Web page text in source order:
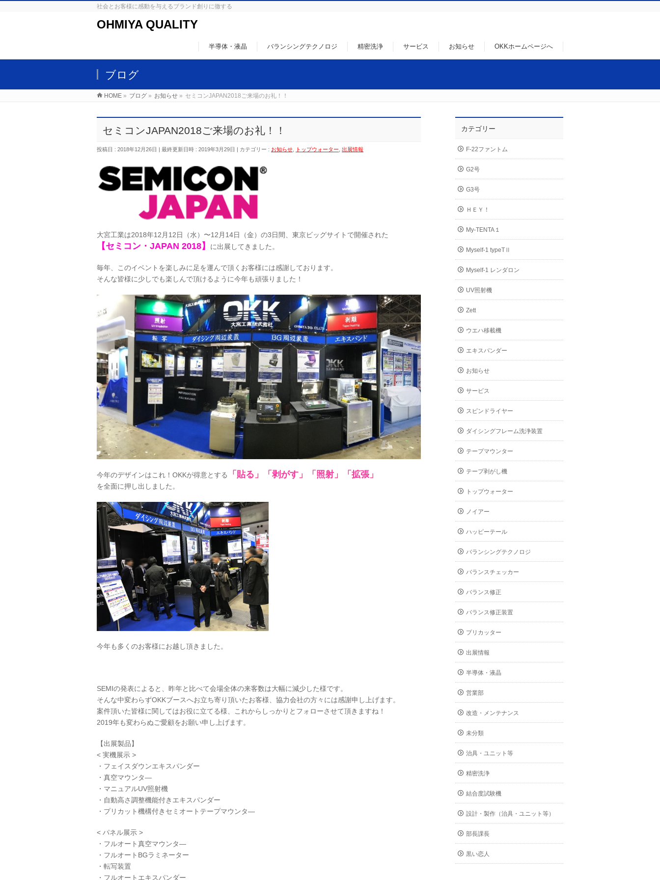
社会とお客様に感動を与えるブランド創りに徹する
OHMIYA QUALITY
半導体・液晶 バランシングテクノロジ 精密洗浄 サービス お知らせ OKKホームページへ
ブログ
HOME » ブログ » お知らせ » セミコンJAPAN2018ご来場のお礼！！
セミコンJAPAN2018ご来場のお礼！！
投稿日 : 2018年12月26日 最終更新日時 : 2019年3月29日 カテゴリー : お知らせ トップウォーター 出展情報
大宮工業は2018年12月12日（水）〜12月14日（金）の3日間、東京ビッグサイトで開催された
【セミコン・JAPAN 2018】 に出展してきました。
毎年、このイベントを楽しみに足を運んで頂くお客様には感謝しております。
そんな皆様に少しでも楽しんで頂けるように今年も頑張りました！
今年のデザインはこれ！OKKが得意とする 「貼る」「剥がす」「照射」「拡張」
を全面に押し出しました。
今年も多くのお客様にお越し頂きました。
SEMIの発表によると、昨年と比べて会場全体の来客数は大幅に減少した様です。
そんな中変わらずOKKブースへお立ち寄り頂いたお客様、協力会社の方々には感謝申し上げます。
案件頂いた皆様に関してはお役に立てる様、これからしっかりとフォローさせて頂きますね！
2019年も変わらぬご愛顧をお願い申し上げます。
【出展製品】
< 実機展示 >
・フェイスダウンエキスパンダー
・真空マウンタ―
・マニュアルUV照射機
・自動高さ調整機能付きエキスパンダー
・プリカット機構付きセミオートテープマウンタ―
< パネル展示 >
・フルオート真空マウンタ―
・フルオートBGラミネーター
・転写装置
・フルオートエキスパンダー
カテゴリー
F-22ファントム
G2号
G3号
ＨＥＹ！
My-TENTA１
Myself-1 typeTⅡ
Myself-1 レンダロン
UV照射機
Zett
ウエハ移載機
エキスパンダー
お知らせ
サービス
スピンドライヤー
ダイシングフレーム洗浄装置
テープマウンター
テープ剥がし機
トップウォーター
ノイアー
ハッピーテール
バランシングテクノロジ
バランスチェッカー
バランス修正
バランス修正装置
プリカッター
出展情報
半導体・液晶
営業部
改造・メンテナンス
未分類
治具・ユニット等
精密洗浄
結合度試験機
設計・製作（治具・ユニット等）
部長課長
黒い恋人